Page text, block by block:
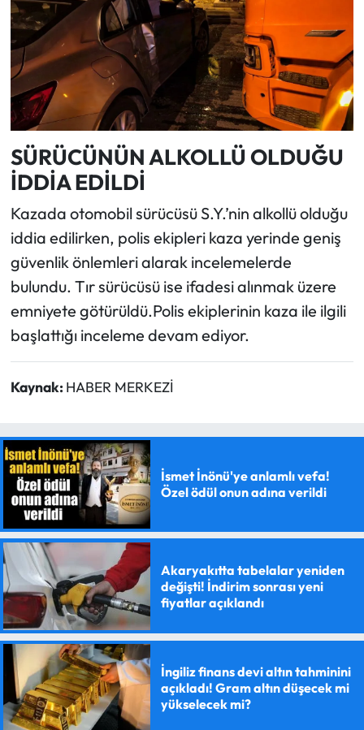
SÜRÜCÜNÜN ALKOLLÜ OLDUĞU
İDDİA EDİLDİ
Kazada otomobil sürücüsü S.Y.’nin alkollü olduğu
iddia edilirken, polis ekipleri kaza yerinde geniş
güvenlik önlemleri alarak incelemelerde
bulundu. Tır sürücüsü ise ifadesi alınmak üzere
emniyete götürüldü.Polis ekiplerinin kaza ile ilgili
başlattığı inceleme devam ediyor.
Kaynak: HABER MERKEZİ
İsmet İnönü'ye anlamlı vefa!
Özel ödül onun adına verildi
Akaryakıtta tabelalar yeniden
değişti! İndirim sonrası yeni
fiyatlar açıklandı
İngiliz finans devi altın tahminini
açıkladı! Gram altın düşecek mi
yükselecek mi?